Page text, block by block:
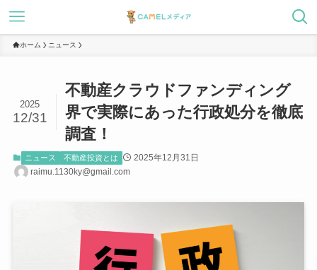
ホーム ニュース
不動産クラウドファンディング
界で実際にあった行政処分を徹底
調査！
2025
12/31
ニュース 不動産投資とは
2025年12月31日
raimu.1130ky@gmail.com